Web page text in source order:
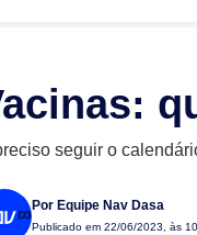
seguir o
Por Equipe Nav Dasa
Publicado em 22/06/2023, às